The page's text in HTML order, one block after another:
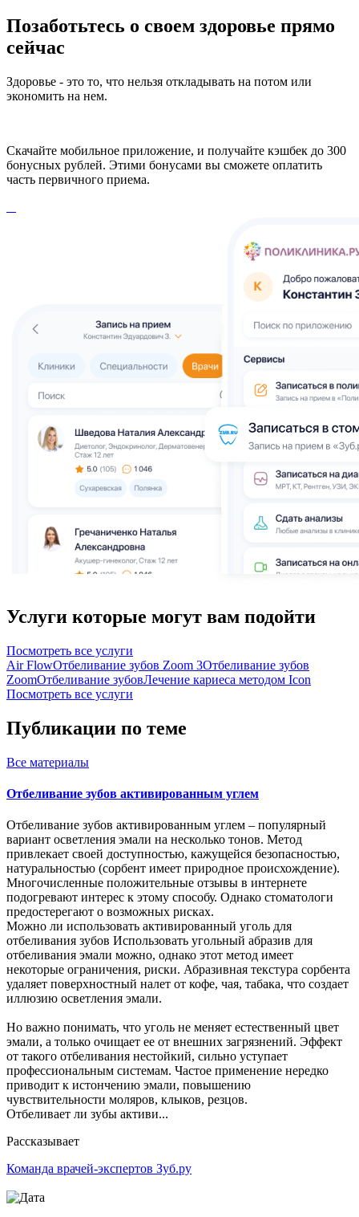
Позаботьтесь о своем здоровье прямо
сейчас
Здоровье - это то, что нельзя откладывать на потом или
экономить на нем.
Скачайте мобильное приложение, и получайте кэшбек до 300
бонусных рублей. Этими бонусами вы сможете оплатить
часть первичного приема.
Услуги которые могут вам подойти
Посмотреть все услуги
Air FlowОтбеливание зубов Zoom 3Отбеливание зубов
ZoomОтбеливание зубовЛечение кариеса методом Icon
Посмотреть все услуги
Публикации по теме
Все материалы
Отбеливание зубов активированным углем
Отбеливание зубов активированным углем – популярный
вариант осветления эмали на несколько тонов. Метод
привлекает своей доступностью, кажущейся безопасностью,
натуральностью (сорбент имеет природное происхождение).
Многочисленные положительные отзывы в интернете
подогревают интерес к этому способу. Однако стоматологи
предостерегают о возможных рисках.
Можно ли использовать активированный уголь для
отбеливания зубов Использовать угольный абразив для
отбеливания эмали можно, однако этот метод имеет
некоторые ограничения, риски. Абразивная текстура сорбента
удаляет поверхностный налет от кофе, чая, табака, что создает
иллюзию осветления эмали.
Но важно понимать, что уголь не меняет естественный цвет
эмали, а только очищает ее от внешних загрязнений. Эффект
от такого отбеливания нестойкий, сильно уступает
профессиональным системам. Частое применение нередко
приводит к истончению эмали, повышению
чувствительности моляров, клыков, резцов.
Отбеливает ли зубы активи...
Рассказывает
Команда врачей-экспертов Зуб.ру